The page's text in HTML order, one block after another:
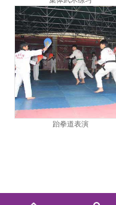
跆拳道表演